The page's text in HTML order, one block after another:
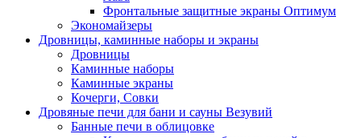
Фронтальные защитные экраны Оптимум
Экономайзеры
Дровницы, каминные наборы и экраны
Дровницы
Каминные наборы
Каминные экраны
Кочерги, Совки
Дровяные печи для бани и сауны Везувий
Банные печи в облицовке